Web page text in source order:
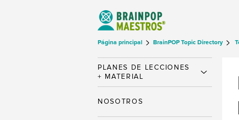
Página principal BrainPOP Topic Directory
PLANES DE LECCIONES
+ MATERIAL
NOSOTROS